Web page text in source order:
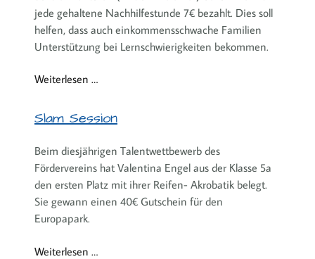
jede gehaltene Nachhilfestunde 7€ bezahlt. Dies soll
helfen, dass auch einkommensschwache Familien
Unterstützung bei Lernschwierigkeiten bekommen.
Weiterlesen …
Slam Session
Beim diesjährigen Talentwettbewerb des
Fördervereins hat Valentina Engel aus der Klasse 5a
den ersten Platz mit ihrer Reifen- Akrobatik belegt.
Sie gewann einen 40€ Gutschein für den
Europapark.
Weiterlesen …